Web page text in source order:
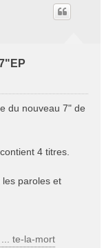
du nouveau 7" de
4 titres.
paroles et
te-la-mort